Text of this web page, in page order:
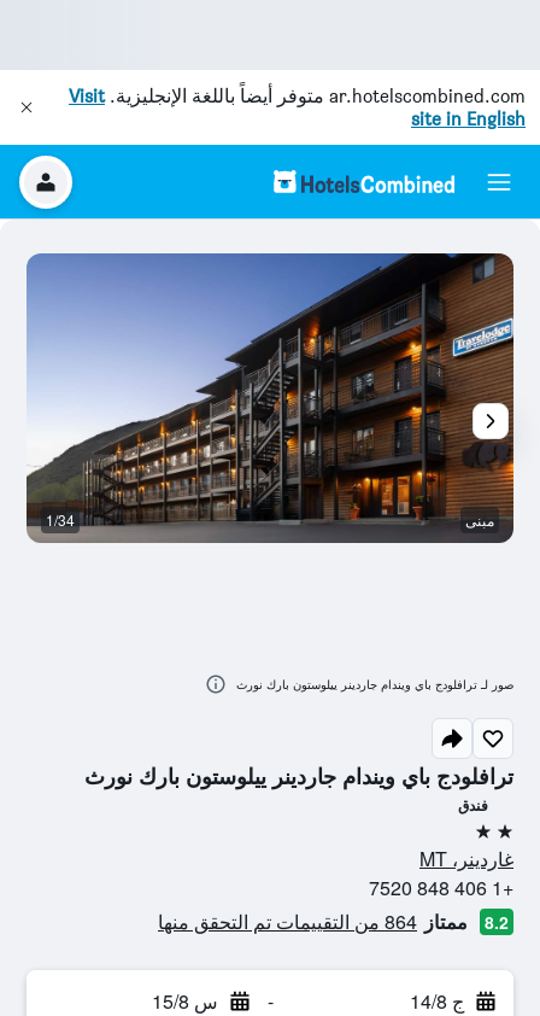
ar.hotelscombined.com متوفر أيضاً باللغة الإنجليزية.Visit
site in English
ترافلودج باي ويندام جاردينر ييلوستون بارك نورث
فندق
2 نجمتين
غاردينر، MT
+1 406 848 7520
8.2 ممتاز 864 من التقييمات تم التحقق منها
ج 14/8 - س 15/8
مبنى 1/34
صور لـ ترافلودج باي ويندام جاردينر ييلوستون بارك نورث